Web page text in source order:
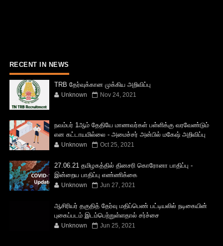
RECENT IN NEWS
TRB தேர்வுக்கான முக்கிய அறிவிப்பு
Unknown Nov 24, 2021
நவம்பர் 1ஆம் தேதியே மாணவர்கள் பள்ளிக்கு வரவேண்டும்
என கட்டாயமில்லை - அமைச்சர் அன்பில் மகேஷ் அறிவிப்பு
Unknown Oct 25, 2021
27.06.21 தமிழகத்தில் தினசரி கொரோனா பாதிப்பு -
இன்றைய பாதிப்பு எண்ணிக்கை
Unknown Jun 27, 2021
ஆசிரியர் தகுதித் தேர்வு மதிப்பெண் பட்டியலில் நடிகையின்
புகைப்படம் இடம்பெற்றுள்ளதால் சர்ச்சை
Unknown Jun 25, 2021